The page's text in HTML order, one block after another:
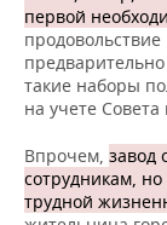
первой
продовольствие
такие наборы
на учете
Впрочем, завод
сотрудникам, но
трудной